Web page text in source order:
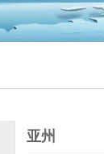
亚州